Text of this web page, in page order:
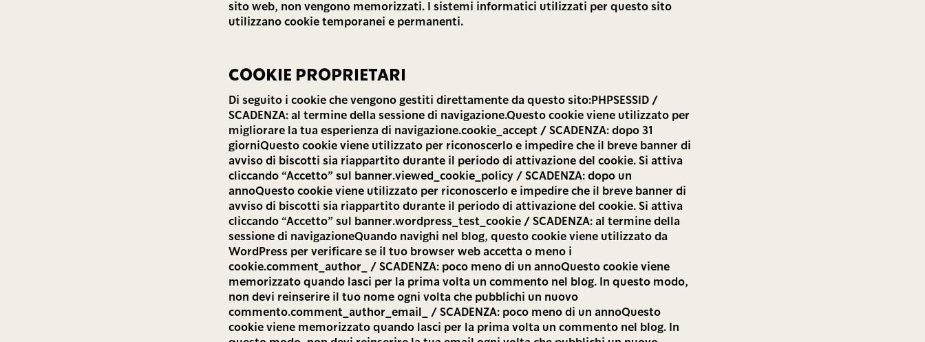
sito web, non vengono memorizzati. I sistemi informatici utilizzati per questo sito
utilizzano cookie temporanei e permanenti.
COOKIE PROPRIETARI
Di seguito i cookie che vengono gestiti direttamente da questo sito:PHPSESSID /
SCADENZA: al termine della sessione di navigazione.Questo cookie viene utilizzato per
migliorare la tua esperienza di navigazione.cookie_accept / SCADENZA: dopo 31
giorniQuesto cookie viene utilizzato per riconoscerlo e impedire che il breve banner di
avviso di biscotti sia riappartito durante il periodo di attivazione del cookie. Si attiva
cliccando “Accetto” sul banner.viewed_cookie_policy / SCADENZA: dopo un
annoQuesto cookie viene utilizzato per riconoscerlo e impedire che il breve banner di
avviso di biscotti sia riappartito durante il periodo di attivazione del cookie. Si attiva
cliccando “Accetto” sul banner.wordpress_test_cookie / SCADENZA: al termine della
sessione di navigazioneQuando navighi nel blog, questo cookie viene utilizzato da
WordPress per verificare se il tuo browser web accetta o meno i
cookie.comment_author_ / SCADENZA: poco meno di un annoQuesto cookie viene
memorizzato quando lasci per la prima volta un commento nel blog. In questo modo,
non devi reinserire il tuo nome ogni volta che pubblichi un nuovo
commento.comment_author_email_ / SCADENZA: poco meno di un annoQuesto
cookie viene memorizzato quando lasci per la prima volta un commento nel blog. In